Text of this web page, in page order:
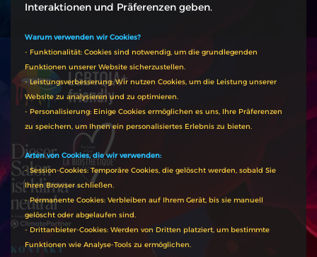
KONTAKT
Interaktionen und Präferenzen geben.
Warum verwenden wir Cookies?
- Funktionalität: Cookies sind notwendig, um die grundlegenden
Funktionen unserer Website sicherzustellen.
- Leistungsverbesserung: Wir nutzen Cookies, um die Leistung unserer
Website zu analysieren und zu optimieren.
- Personalisierung: Einige Cookies ermöglichen es uns, Ihre Präferenzen
zu speichern, um Ihnen ein personalisiertes Erlebnis zu bieten.
Arten von Cookies, die wir verwenden:
- Session-Cookies: Temporäre Cookies, die gelöscht werden, sobald Sie
Ihren Browser schließen.
- Permanente Cookies: Verbleiben auf Ihrem Gerät, bis sie manuell
gelöscht oder abgelaufen sind.
- Drittanbieter-Cookies: Werden von Dritten platziert, um bestimmte
Funktionen wie Analyse-Tools zu ermöglichen.